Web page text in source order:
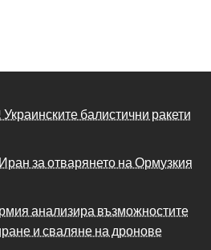
балистични ракети
за отварянето на Ормузкия
анализира възможностите
и сваляне на дронове